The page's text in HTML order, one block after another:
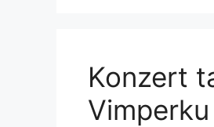
Konzert
Vimperku